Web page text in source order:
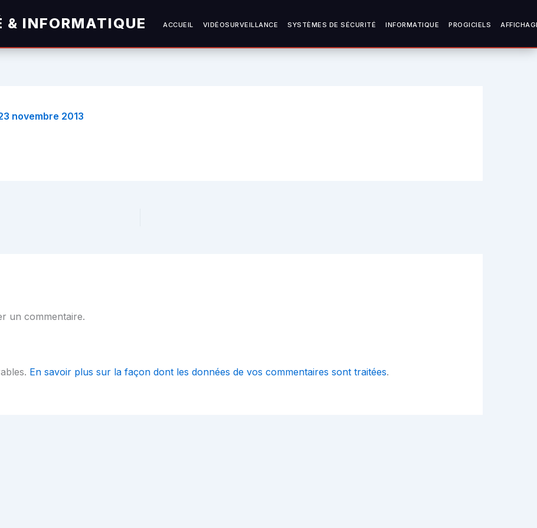
INFORMATIQUE ACCUEIL VIDÉOSURVEILLANCE SYSTÈMES DE SÉCURITÉ INFORMATIQUE PROGICIELS
novembre 2013
un commentaire.
En savoir plus sur la façon dont les données de vos commentaires sont traitées.